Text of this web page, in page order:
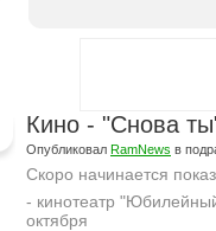
Кино - "Снова
Опубликовал RamNews в
Скоро начинается
- кинотеатр
октября